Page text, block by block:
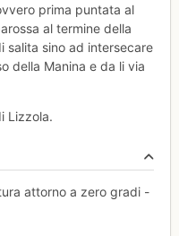
prima puntata al
al termine della
salita sino ad intersecare
della Manina e da li via
Lizzola.
attorno a zero gradi -